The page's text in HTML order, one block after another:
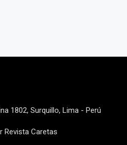
1802, Surquillo, Lima - Perú
Revista Caretas